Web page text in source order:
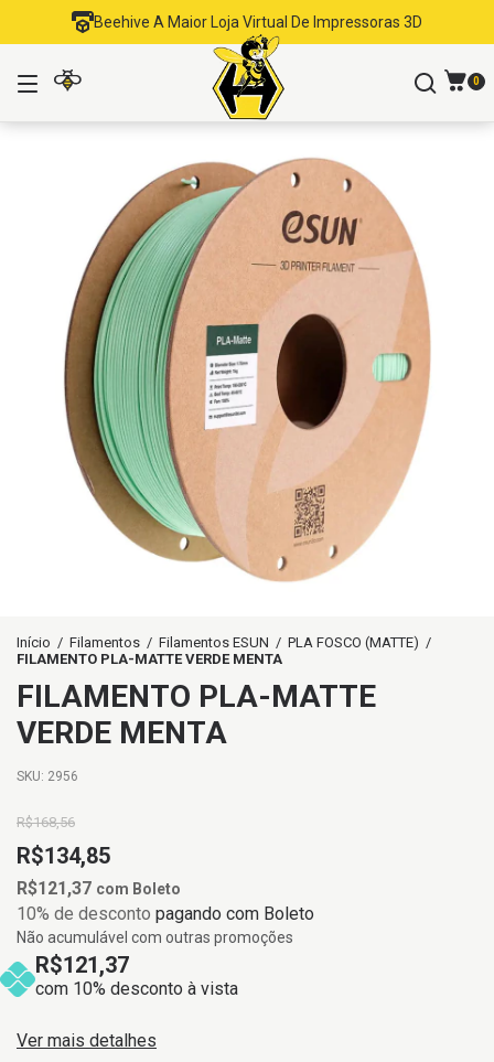
Beehive A Maior Loja Virtual De Impressoras 3D
0
Início / Filamentos / Filamentos ESUN / PLA FOSCO (MATTE) /
FILAMENTO PLA-MATTE VERDE MENTA
FILAMENTO PLA-MATTE
VERDE MENTA
SKU: 2956
R$168,56
R$134,85
R$121,37 com Boleto
10% de desconto pagando com Boleto
Não acumulável com outras promoções
R$121,37
com 10% desconto à vista
Ver mais detalhes